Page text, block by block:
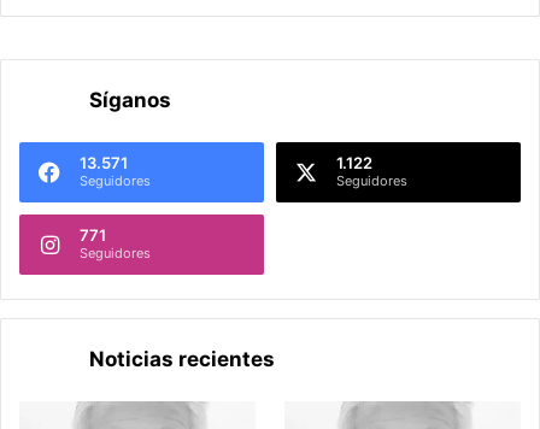
Síganos
13.571
Seguidores
1.122
Seguidores
771
Seguidores
Noticias recientes